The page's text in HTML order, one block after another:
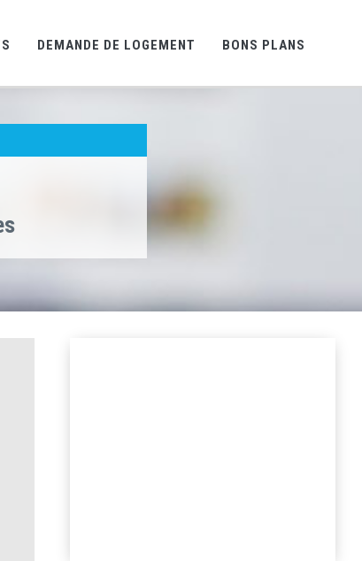
DEMANDE DE LOGEMENT BONS PLANS